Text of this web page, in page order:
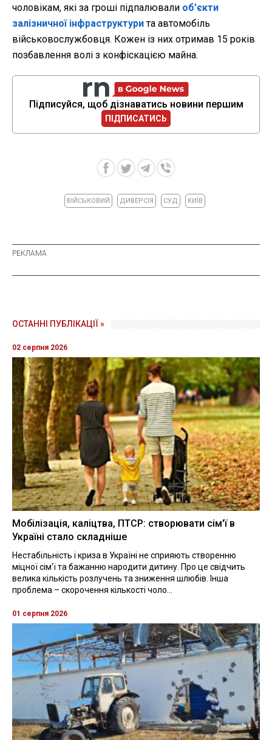
чоловікам, які за гроші підпалювали об’єкти
залізничної інфраструктурита автомобіль
військовослужбовця. Кожен із них отримав 15 років
позбавлення волі з конфіскацією майна.
Підписуйся, щоб дізнаватись новини першим
ПІДПИСАТИСЬ
ВІЙСЬКОВИЙ ДИВЕРСІЯ СУД КИЇВ
ОСТАННІ ПУБЛІКАЦІЇ »
02 серпня 2026
Мобілізація, каліцтва, ПТСР: створювати сім'ї в
Україні стало складніше
Нестабільність і криза в Україні не сприяють створенню
міцної сім'ї та бажанню народити дитину. Про це свідчить
велика кількість розлучень та зниження шлюбів. Інша
проблема – скорочення кількості чоло...
01 серпня 2026